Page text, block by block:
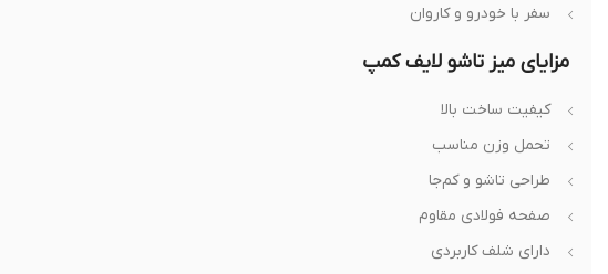
سفر با خودرو و کاروان
مزایای میز تاشو لایف کمپ
کیفیت ساخت بالا
تحمل وزن مناسب
طراحی تاشو و کم‌جا
صفحه فولادی مقاوم
دارای شلف کاربردی